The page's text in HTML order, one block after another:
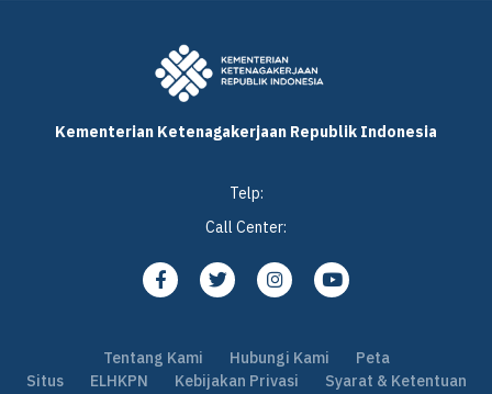
Kementerian Ketenagakerjaan Republik Indonesia
Telp:
Call Center:
Tentang Kami Hubungi Kami
Peta
Situs
ELHKPN Kebijakan Privasi Syarat & Ketentuan